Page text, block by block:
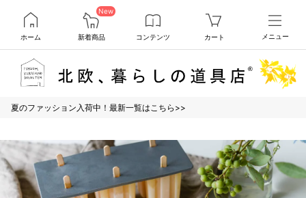
ホーム
New
新着商品 コンテンツ カート メニュー
夏のファッション入荷中！最新一覧はこちら>>